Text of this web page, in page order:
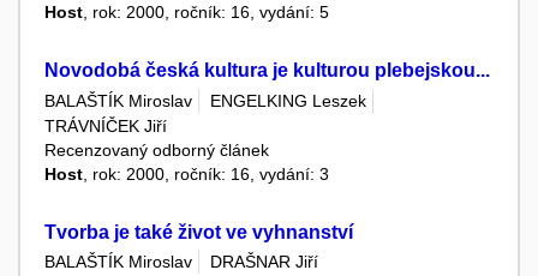
Host, rok: 2000, ročník: 16, vydání: 5
Novodobá česká kultura je kulturou plebejskou...
BALAŠTÍK Miroslav
ENGELKING Leszek
TRÁVNÍČEK Jiří
Recenzovaný odborný článek
Host , rok: 2000, ročník: 16, vydání: 3
Tvorba je také život ve vyhnanství
BALAŠTÍK Miroslav
DRAŠNAR Jiří